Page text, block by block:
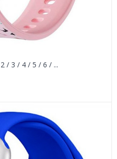
/ 3 / 4 / 5 / 6 / ...